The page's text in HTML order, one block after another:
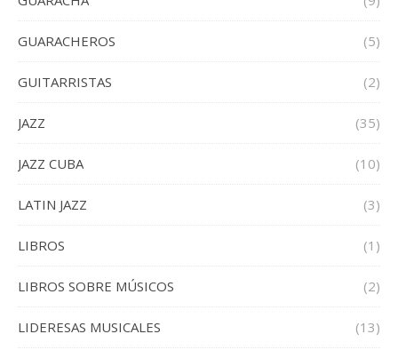
GUARACHEROS (5)
GUITARRISTAS (2)
JAZZ (35)
JAZZ CUBA (10)
LATIN JAZZ (3)
LIBROS (1)
LIBROS SOBRE MÚSICOS (2)
LIDERESAS MUSICALES (13)